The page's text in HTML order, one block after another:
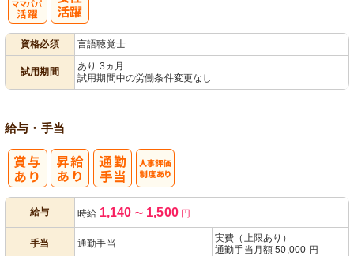
資格必須 言語聴覚士
試用期間
あり 3ヵ月
試用期間中の労働条件変更なし
給与・手当
給与 時給 1,140 〜 1,500円
手当 通勤手当
実費（上限あり）
通勤手当月額 50,000 円